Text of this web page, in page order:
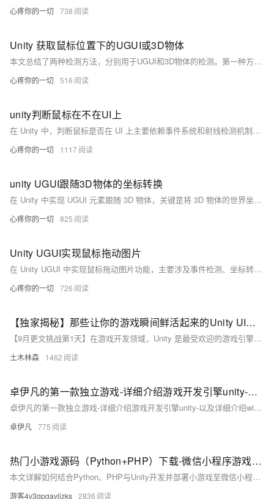
心疼你的一切 738
Unity 获取鼠标位置下的UGUI或3D物体
本文总结了两种检测方法，分别用于UGUI和3D物体的检测。第一种方法`GetOverUIobj`专门用于检测鼠标悬停的UGUI元素，通过`GraphicRaycaster`实现。第二种方法`GetOverWordGameObject`则同时适用于UI和3D物体检测，利用`PhysicsRaycaster`进行射线检测。两者均返回悬停对象或null。
心疼你的一切 516
unity判断鼠标在不在UI上
在 Unity 中，判断鼠标是否在 UI 上主要依赖事件系统和射线检测机制。Unity 的事件系统负责处理输入事件，GraphicRaycaster 组件用于检测射线与 UI 元素的相交情况。通过 `EventSystem.current.IsPointerOverGameObject()` 方法可轻松判断鼠标是否在 UI 上。对于移动端，使用 `EventSystem.current.IsPointerOverGameObject(Input.GetTouch(0).fingerId)` 来判断触摸是否在 UI 上。代码实现简单且高效。
心疼你的一切 1117
unity UGUI跟随3D物体的坐标转换
在 Unity 中实现 UGUI 元素跟随 3D 物体，关键是将 3D 物体的世界坐标转换为屏幕或画布坐标。通过 Camera.WorldToScreenPoint 方法，可将 3D 物体位置映射到屏幕上，再更新 UGUI 元素的位置。代码示例展示了如何使用该方法，使 UGUI 图像跟随 3D 模型，并提供文字显示、图像和线条的显示/隐藏功能。
心疼你的一切 825
Unity UGUI实现鼠标拖动图片
在 Unity UGUI 中实现鼠标拖动图片功能，主要涉及事件检测、坐标转换和物体位置更新。根据鼠标移动量更新图片位置。代码示例展示了如何通过这些步骤实现拖动效果。
心疼你的一切 726
【独家揭秘】那些让你的游戏瞬间鲜活起来的Unity UI动画技巧：从零开始打造动态按钮，提升玩家交互体验的绝招大公开！
【9月更文挑战第1天】在游戏开发领域，Unity 是最受欢迎的游戏引擎之一，其强大的跨平台发布能力和丰富的功能集让开发者能够迅速打造出高质量的游戏。优秀的 UI 设计对于游戏至关重要，尤其是在手游市场，出色的 UI 能给玩家留下深刻的第一印象。Unity 的 UGUI 系统提供了一整套解决方案，包括 Canvas、Image 和 Button 等组件，支持添加各种动画效果。
土木林森 1462
卓伊凡的第一款独立游戏-详细介绍游戏开发引擎unity-以及详细介绍windows和mac的安装步骤【01】
卓伊凡的第一款独立游戏-详细介绍游戏开发引擎unity-以及详细介绍windows和mac的安装步骤【01】
卓伊凡 775
热门小游戏源码（Python+PHP）下载-微信小程序游戏源码Unity发实战指南​
本文详解如何结合Python、PHP与Unity开发并部署小游戏至微信小程序。涵盖技术选型、Pygame实战、PHP后端对接、Unity转换适配及性能优化，提供从原型到发布的完整指南，助力开发者快速上手并发布游戏。
游客4v3gpgavlizks 2836